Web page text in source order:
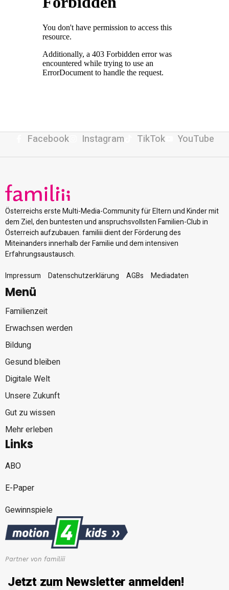
Facebook Instagram TikTok YouTube
Österreichs erste Multi-Media-Community für Eltern und Kinder mit
dem Ziel, den buntesten und anspruchsvollsten Familien-Club in
Österreich aufzubauen. familiii dient der Förderung des
Miteinanders innerhalb der Familie und dem intensiven
Erfahrungsaustausch.
Impressum
Datenschutzerklärung AGBs Mediadaten
Menü
Familienzeit
Erwachsen werden
Bildung
Gesund bleiben
Digitale Welt
Unsere Zukunft
Gut zu wissen
Mehr erleben
Links
ABO
E-Paper
Gewinnspiele
Partner von familiii
Jetzt zum Newsletter anmelden!